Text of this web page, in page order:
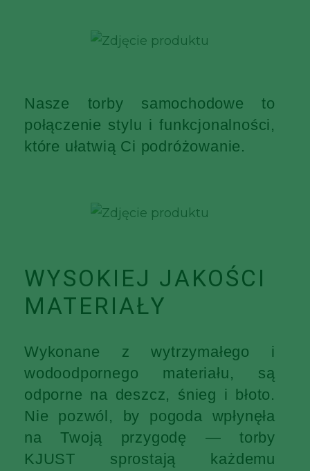
Nasze torby samochodowe to
połączenie stylu i funkcjonalności,
które ułatwią Ci podróżowanie.
WYSOKIEJ JAKOŚCI
MATERIAŁY
Wykonane z wytrzymałego i
wodoodpornego materiału, są
odporne na deszcz, śnieg i błoto.
Nie pozwól, by pogoda wpłynęła
na Twoją przygodę — torby
KJUST sprostają każdemu